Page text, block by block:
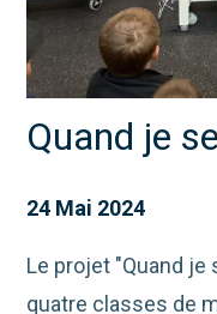
Quand je
24 Mai 2024
Le projet "Quand je
quatre classes de